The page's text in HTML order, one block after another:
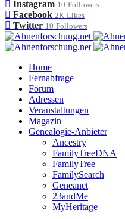
Instagram 10 Followers
Facebook 2K Likes
Twitter 10 Followers
Home
Fernabfrage
Forum
Adressen
Veranstaltungen
Magazin
Genealogie-Anbieter
Ancestry
FamilyTreeDNA
FamilyTree
FamilySearch
Geneanet
23andMe
MyHeritage